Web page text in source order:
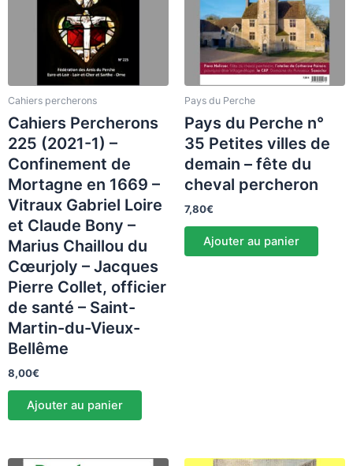
Cahiers percherons
Cahiers Percherons
225 (2021-1) –
Confinement de
Mortagne en 1669 –
Vitraux Gabriel Loire
et Claude Bony –
Marius Chaillou du
Cœurjoly – Jacques
Pierre Collet, officier
de santé – Saint-
Martin-du-Vieux-
Bellême
8,00€
Ajouter au panier
Pays du Perche
Pays du Perche n°
35 Petites villes de
demain – fête du
cheval percheron
7,80€
Ajouter au panier
Le
Le